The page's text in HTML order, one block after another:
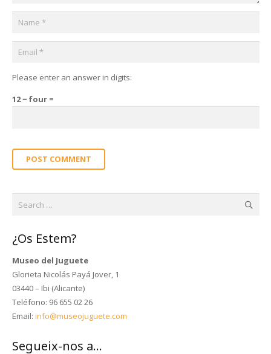
Please enter an answer in digits:
12 − four =
POST COMMENT
¿Os Estem?
Museo del Juguete
Glorieta Nicolás Payá Jover, 1
03440 – Ibi (Alicante)
Teléfono: 96 655 02 26
Email: info@museojuguete.com
Segueix-nos a…